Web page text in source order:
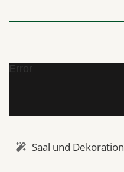
Error
Saal und Dekoration